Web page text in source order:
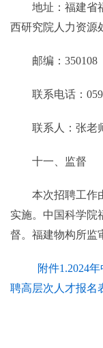
地址：福建省
西研究院人力资源
邮编：350108
联系电话：
联系人：张老
十一、监督
本次招聘工作
实施。中国科学院
督。福建物构所监
附件1.2024
聘高层次人才报名